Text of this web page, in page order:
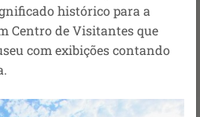
histórico para a
Centro de Visitantes que
com exibições contando